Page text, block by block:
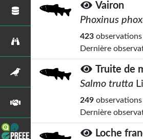
Vairon
Phoxinus
423 observations
Dernière
Truite de
Salmo trutta
249 observations
Dernière
Loche